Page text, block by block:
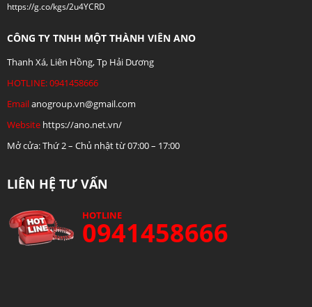
https://g.co/kgs/2u4YCRD
CÔNG TY TNHH MỘT THÀNH VIÊN ANO
Thanh Xá, Liên Hồng, Tp Hải Dương
HOTLINE: 0941458666
Emailanogroup.vn@gmail.com
Website https://ano.net.vn/
Mở cửa: Thứ 2 – Chủ nhật từ 07:00 – 17:00
LIÊN HỆ TƯ VẤN
HOTLINE
0941458666